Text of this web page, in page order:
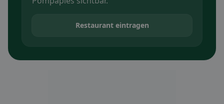
Restaurant eintragen